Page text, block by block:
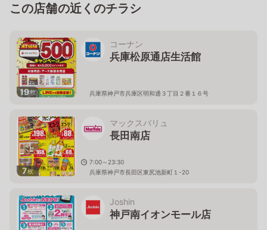
この店舗の近くのチラシ
19枚
コーナン
兵庫松原通店生活館
兵庫県神戸市兵庫区明和通３丁目２番１６号
7枚
マックスバリュ
長田南店
7:00～23:30
兵庫県神戸市長田区東尻池新町１-20
Joshin
神戸南イオンモール店